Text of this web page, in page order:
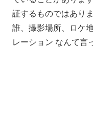
証するものではあり
誰、撮影場所、ロケ
レーション なんて言